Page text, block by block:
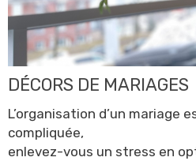
DÉCORS DE MARIAGES
L’organisation d’un mariage
compliquée,
enlevez-vous un stress en